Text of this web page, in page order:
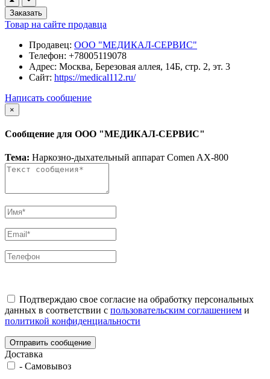
Заказать
Товар на сайте продавца
Продавец: ООО "МЕДИКАЛ-СЕРВИС"
Телефон: +78005119078
Адрес: Москва, Березовая аллея, 14Б, стр. 2, эт. 3
Сайт: https://medical112.ru/
Написать сообщение
×
Сообщение для ООО "МЕДИКАЛ-СЕРВИС"
Тема: Наркозно-дыхательный аппарат Comen AX-800
Подтверждаю свое согласие на обработку персональных
данных в соответствии с пользовательским соглашением и
политикой конфиденциальности
Отправить сообщение
Доставка
- Самовывоз